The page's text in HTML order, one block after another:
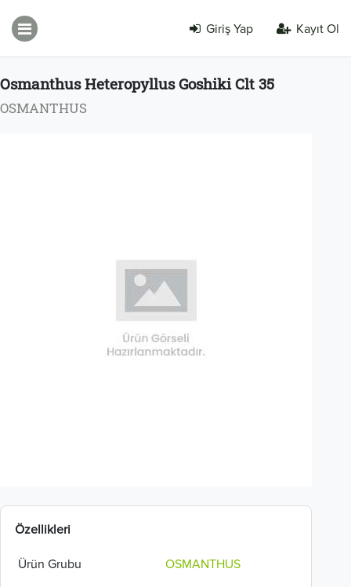
Giriş Yap Kayıt Ol
Osmanthus Heteropyllus Goshiki Clt 35
OSMANTHUS
Özellikleri
Ürün Grubu OSMANTHUS